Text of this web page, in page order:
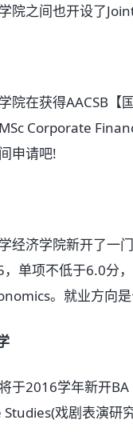
之间也开设了Joint
在获得AACSB【
Corporate
申请吧!
济学院新开了一门
单项不低于6.0分
。就业方向是
2016学年新开BA
戏剧表演研